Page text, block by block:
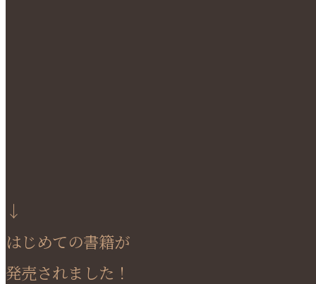
↓
はじめての書籍が
発売されました！